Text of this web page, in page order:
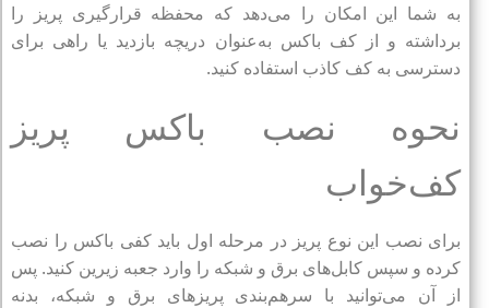
به شما این امکان را می‌دهد که محفظه قرارگیری پریز را
برداشته و از کف باکس به‌عنوان دریچه بازدید یا راهی برای
دسترسی به کف کاذب استفاده کنید.
نحوه نصب باکس پریز
کف‌خواب
برای نصب این نوع پریز در مرحله اول باید کفی باکس را نصب
کرده و سپس کابل‌های برق و شبکه را وارد جعبه زیرین کنید. پس
از آن می‌توانید با سرهم‌بندی پریزهای برق و شبکه، بدنه